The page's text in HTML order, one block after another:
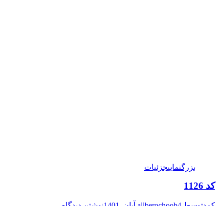
بزرگنماییجزئیات
کد 1126